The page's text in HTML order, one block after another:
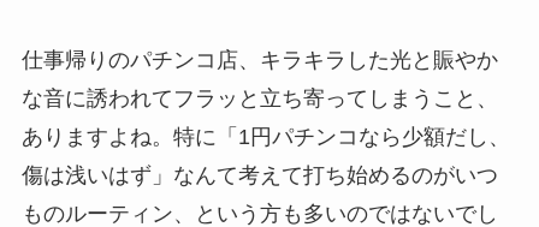
仕事帰りのパチンコ店、キラキラした光と賑やか
な音に誘われてフラッと立ち寄ってしまうこと、
ありますよね。特に「1円パチンコなら少額だし、
傷は浅いはず」なんて考えて打ち始めるのがいつ
ものルーティン、という方も多いのではないでし